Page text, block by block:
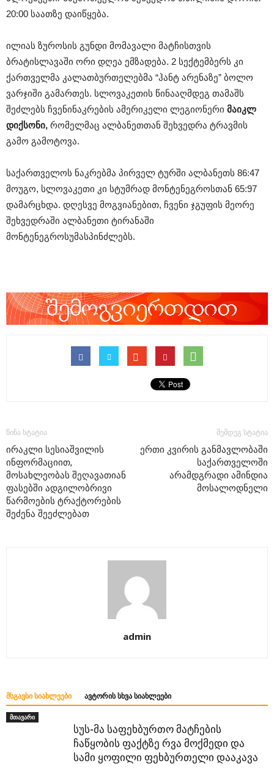
20:00 საათზე დაიწყება.
ილიას ზუროსის გუნდი მომავალი მატჩისთვის
ბრატისლავაში ორი დღეა ემზადება. 2 სექტემბერს კი
ქართველმა კალათბურთელებმა “ჰანტ არენაზე” ბოლო
ვარჯიში გამართეს. სლოვაკეთის წინააღმდეგ თამაშს
შეძლებს ჩვენინაკრების ამერიკელი ლეგიონერი მაიკლ
დიქსონი, რომელმაც ალბანეთთან შეხვედრა ტრავმის
გამო გამოტოვა.
საქართველოს ნაკრებმა პირველ ტურში ალბანეთს 86:47
მოუგო, სლოვაკეთი კი სტუმრად მონტენეგროსთან 65:97
დამარცხდა. დღესვე მოგვიანებით, ჩვენი ჯგუფის მეორე
შეხვედრაში ალბანეთი ტირანაში
მონტენეგროსუმასპინძლებს.
წინა სტატია
ირაკლი სესიაშვილის
ინფორმაციით,
მოსახლეობას შეღავათიან
ფასებში ადგილობრივი
წარმოების ტრაქტორების
შეძენა შეეძლებათ
შემდეგ სტატია
ერთი კვირის განმავლობაში
საქართველოში
არამდგრადი ამინდია
მოსალოდნელი
admin
ᲛᲡᲒᲐᲕᲡᲘ ᲡᲘᲐᲮᲚᲔᲔᲑᲘ ᲐᲕᲢᲝᲠᲘᲡ ᲡᲮᲕᲐ ᲡᲘᲐᲮᲚᲔᲔᲑᲘ
მთავარი
სუს-მა საფეხბურთო მატჩების
ჩაწყობის ფაქტზე რვა მოქმედი და
სამი ყოფილი ფეხბურთელი დააკავა